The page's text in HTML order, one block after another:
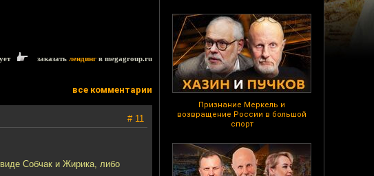
Признание Меркель и
возвращение России в большой
спорт
заказать лендинг в megagroup.ru
все комментарии
# 11
Собчак и Жирика, либо